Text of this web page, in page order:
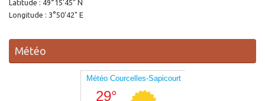
Latitude : 49°15'45" N
Longitude : 3°50'42" E
Météo